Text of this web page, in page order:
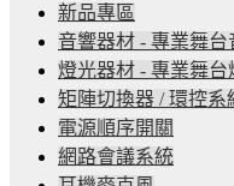
新品專區
音響器材 - 專業舞台
燈光器材 - 專業舞台
矩陣切換器 / 環控系
電源順序開關
網路會議系統